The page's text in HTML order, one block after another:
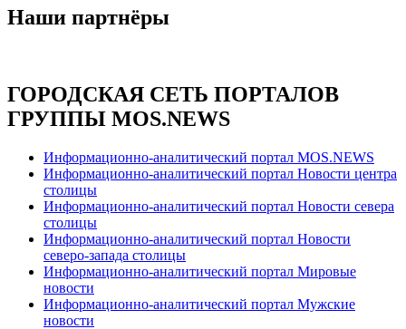
Наши партнёры
ГОРОДСКАЯ СЕТЬ ПОРТАЛОВ
ГРУППЫ MOS.NEWS
Информационно-аналитический портал MOS.NEWS
Информационно-аналитический портал Новости центра
столицы
Информационно-аналитический портал Новости севера
столицы
Информационно-аналитический портал Новости
северо-запада столицы
Информационно-аналитический портал Мировые
новости
Информационно-аналитический портал Мужские
новости